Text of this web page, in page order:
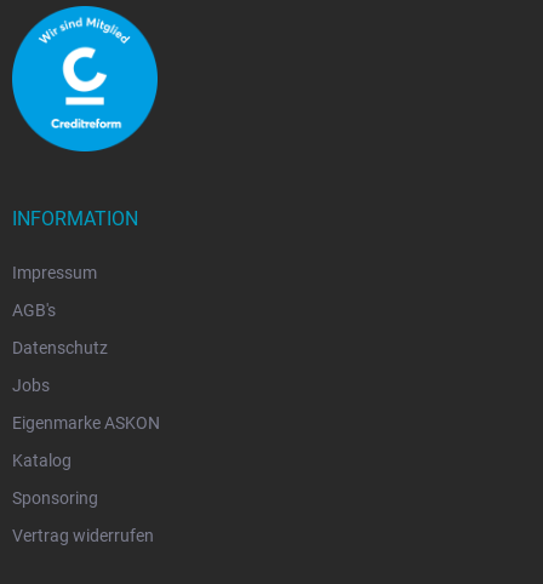
INFORMATION
Impressum
AGB's
Datenschutz
Jobs
Eigenmarke ASKON
Katalog
Sponsoring
Vertrag widerrufen